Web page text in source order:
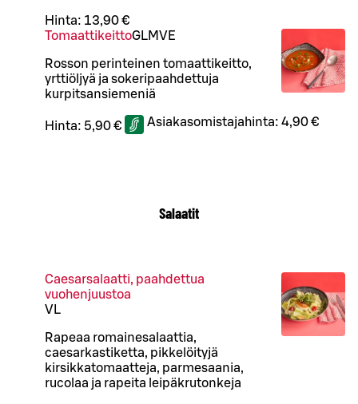
Hinta: 13,90 €
TomaattikeittoGLMVE
Rosson perinteinen tomaattikeitto,
yrttiöljyä ja sokeripaahdettuja
kurpitsansiemeniä
Hinta: 5,90 € Asiakasomistajahinta: 4,90 €
Salaatit
Caesarsalaatti, paahdettua
vuohenjuustoa
VL
Rapeaa romainesalaattia,
caesarkastiketta, pikkelöityjä
kirsikkatomaatteja, parmesaania,
rucolaa ja rapeita leipäkrutonkeja